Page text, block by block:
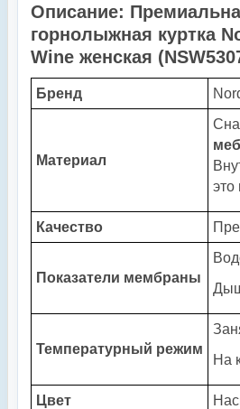
Описание:
горнолыжная куртка
Wine женская
Бренд
Материал
это
Качество
Показатели мембраны
Температурный режим
На
Цвет